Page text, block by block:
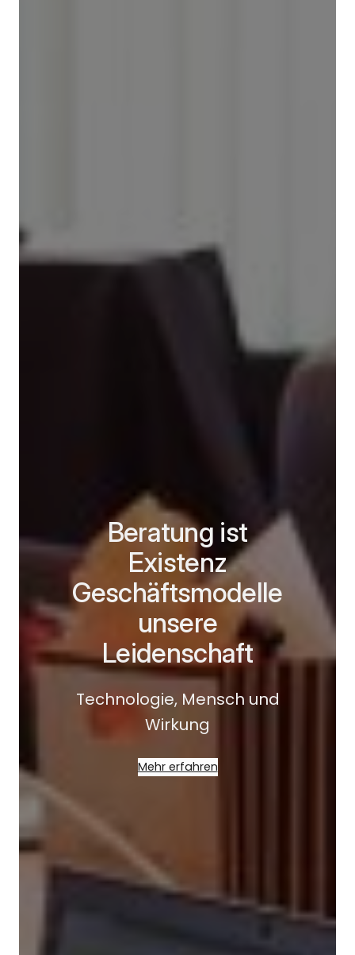
Beratung ist
Existenz
Geschäftsmodelle
unsere
Leidenschaft
Technologie, Mensch und
Wirkung
Mehr erfahren